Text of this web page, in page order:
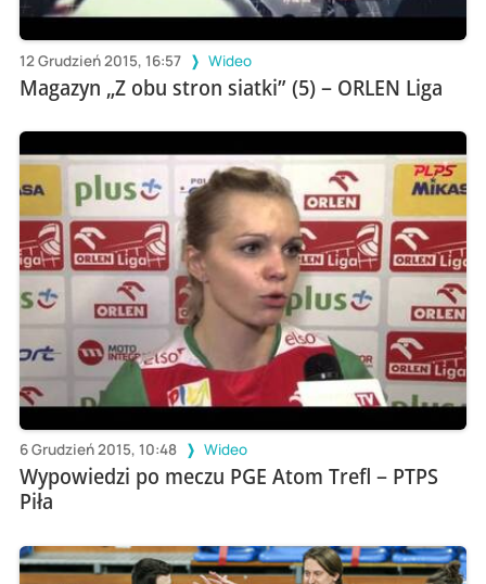
12 Grudzień 2015, 16:57 Wideo
Magazyn „Z obu stron siatki” (5) – ORLEN Liga
6 Grudzień 2015, 10:48 Wideo
Wypowiedzi po meczu PGE Atom Trefl – PTPS
Piła